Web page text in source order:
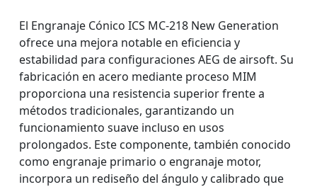
El Engranaje Cónico ICS MC-218 New Generation
ofrece una mejora notable en eficiencia y
estabilidad para configuraciones AEG de airsoft. Su
fabricación en acero mediante proceso MIM
proporciona una resistencia superior frente a
métodos tradicionales, garantizando un
funcionamiento suave incluso en usos
prolongados. Este componente, también conocido
como engranaje primario o engranaje motor,
incorpora un rediseño del ángulo y calibrado que